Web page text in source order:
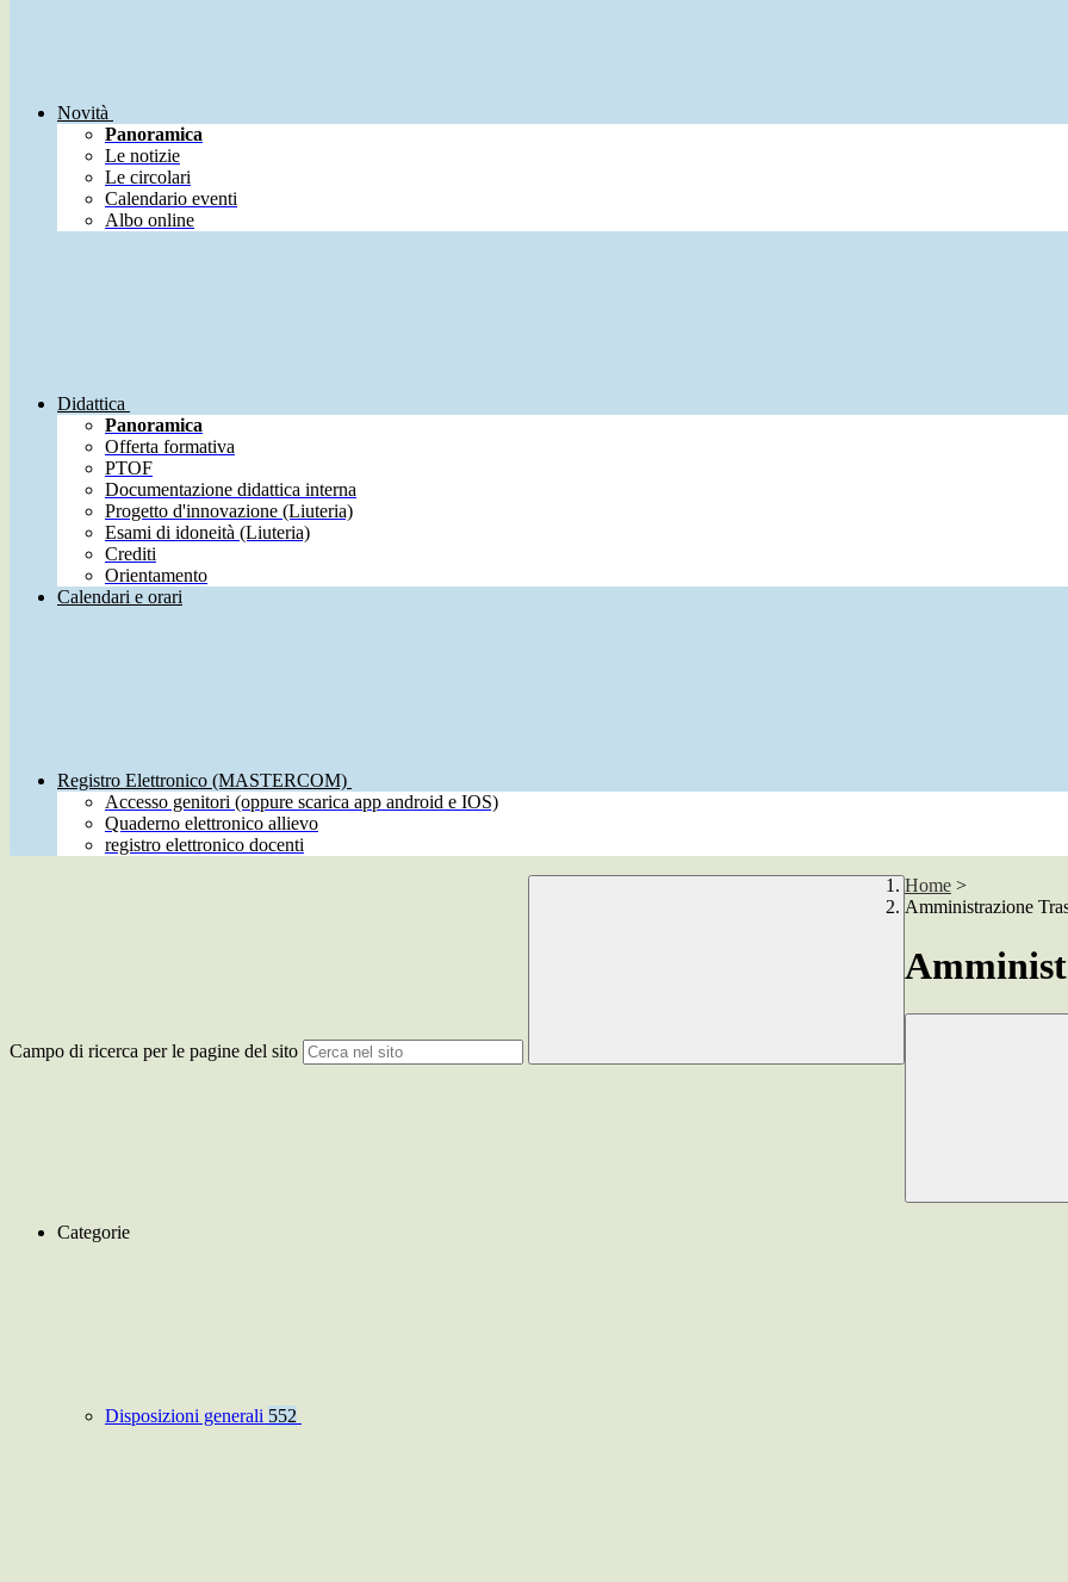
Novità
Panoramica
Le notizie
Le circolari
Calendario eventi
Albo online
Didattica
Panoramica
Offerta formativa
PTOF
Documentazione didattica interna
Progetto d'innovazione (Liuteria)
Esami di idoneità (Liuteria)
Crediti
Orientamento
Calendari e orari
Registro Elettronico (MASTERCOM)
Accesso genitori (oppure scarica app android e IOS)
Quaderno elettronico allievo
registro elettronico docenti
Campo di ricerca per le pagine del sito
Home >
Amministrazione
Categorie
Disposizioni generali 552